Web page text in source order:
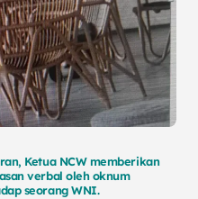
Ketua NCW memberikan
verbal oleh oknum
seorang WNI.